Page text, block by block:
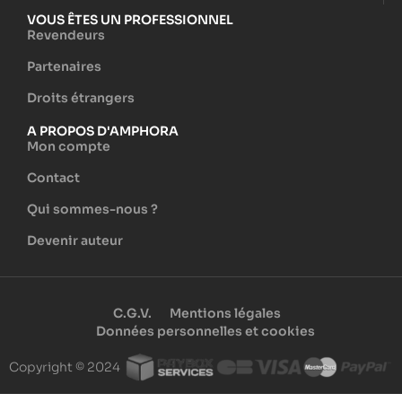
VOUS ÊTES UN PROFESSIONNEL
Revendeurs
Partenaires
Droits étrangers
A PROPOS D'AMPHORA
Mon compte
Contact
Qui sommes-nous ?
Devenir auteur
C.G.V.
Mentions légales
Données personnelles et cookies
Copyright © 2024